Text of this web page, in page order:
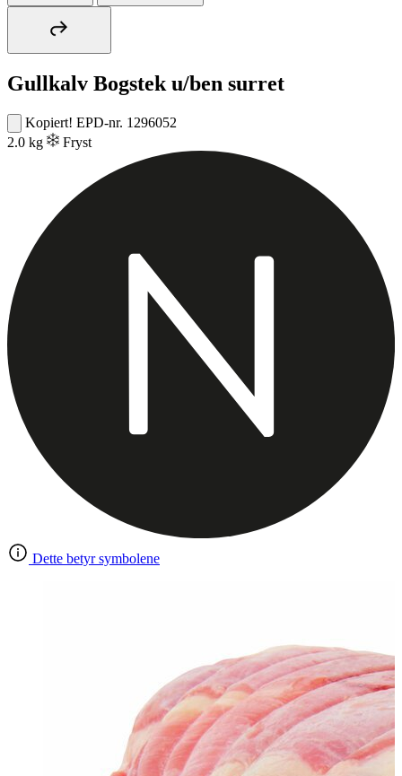
Gullkalv Bogstek u/ben surret
Kopiert! EPD-nr. 1296052
2.0 kg
Fryst
Dette betyr symbolene